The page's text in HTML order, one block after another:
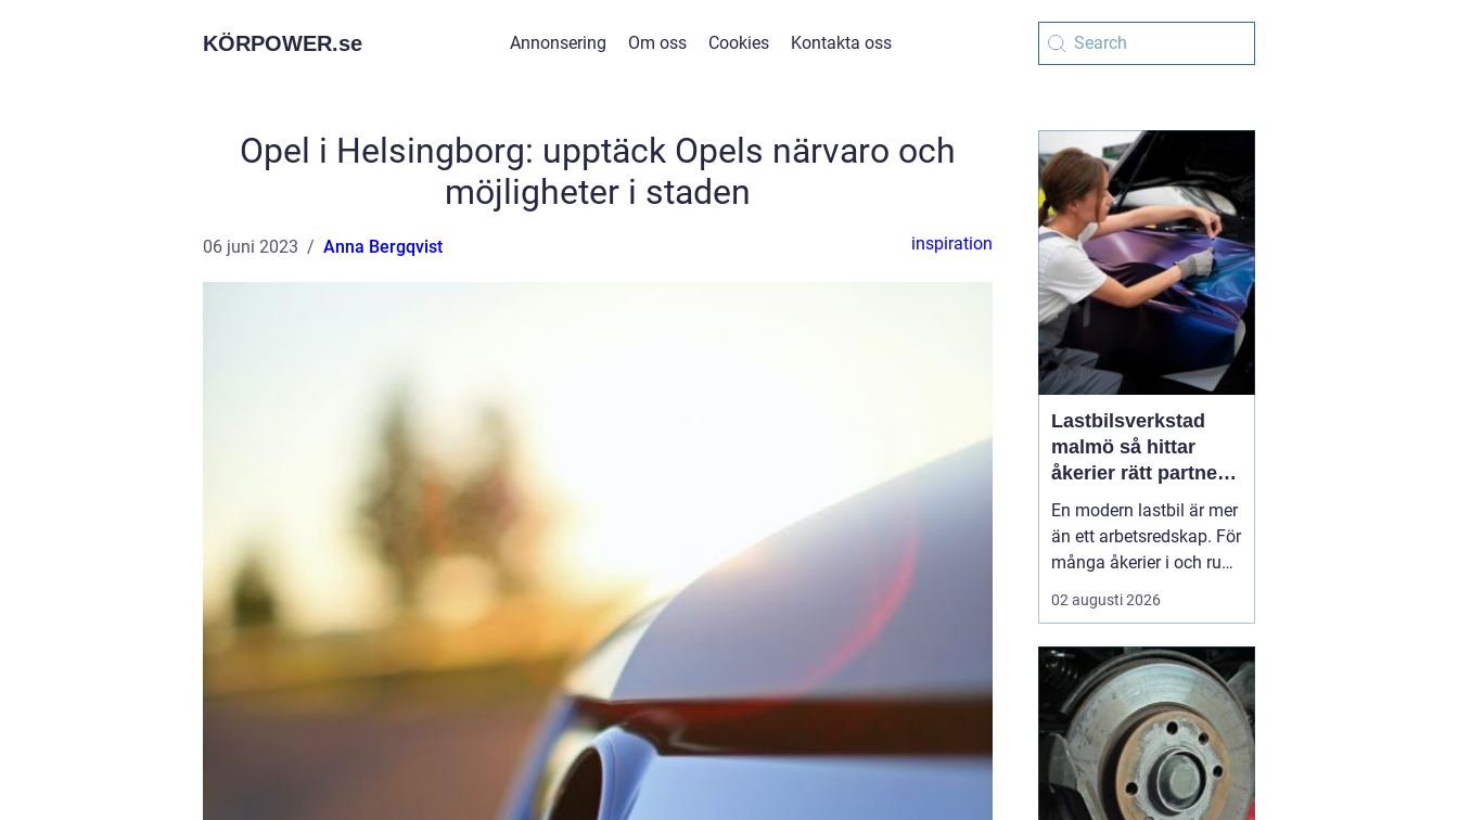
KÖRPOWER.se Annonsering Om oss Cookies Kontakta oss
Opel i Helsingborg: upptäck Opels närvaro och
möjligheter i staden
06 juni 2023 Anna Bergqvist inspiration
Lastbilsverkstad
malmö så hittar
åkerier rätt partner
för trygga mil på
vägarna
En modern lastbil är mer
än ett arbetsredskap. För
många åkerier i och runt
Malmö är den hjärtat i
hela verksamheten. När
timme dyr. Därför söker
många företag inte bara
en verkstad, utan en
långsiktig
samarbetspartner s...
02 augusti 2026